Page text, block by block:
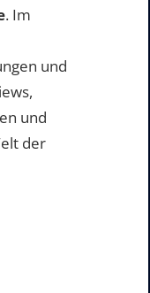
. Im
und
und
der